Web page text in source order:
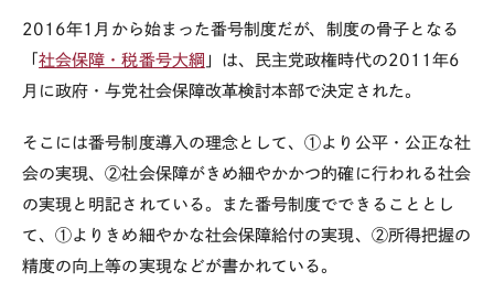
2016年1 月から始まった番号制度だが、制度の骨子となる
「社会保障・税番号大綱 」は、民主党政権時代の2011 年6
月に政府・与党社会保障改革検討本部で決定された。
そこには番号制度導入の理念として、①より公平・公正な社
会の実現、②社会保障がきめ細やかかつ的確に行われる社会
の実現と明記されている。また番号制度でできることとし
て、①よりきめ細やかな社会保障給付の実現、②所得把握の
精度の向上等の実現などが書かれている。